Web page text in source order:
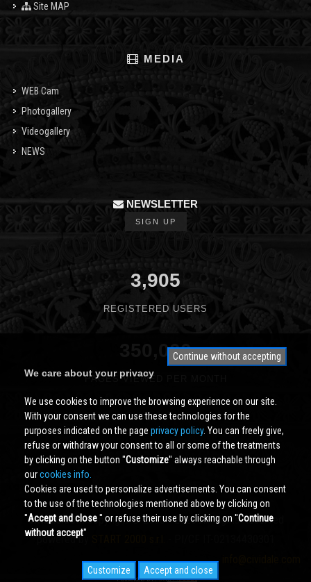
Site MAP
MEDIA
WEB Cam
Photogallery
Videogallery
NEWS
NEWSLETTER
SIGN UP
3,905
REGISTERED USERS
350,000
PAGES VIEWED PER MONTH
Cividale.COMCopyright © 2000 - 2026 All Rights Reserved
powered by
Continue without accepting
We care about your privacy
We use cookies to improve the browsing experience on our site.
With your consent we can use these technologies for the
purposes indicated on the page privacy policy. You can freely give,
refuse or withdraw your consent to all or some of the treatments
by clicking on the button ''Customize'' always reachable through
ourcookies info.
Cookies are used to personalize advertisements. You can consent
to the use of the technologies mentioned above by clicking on
''Accept and close'' or refuse their use by clicking on ''Continue
without accept''
Customize Accept and close